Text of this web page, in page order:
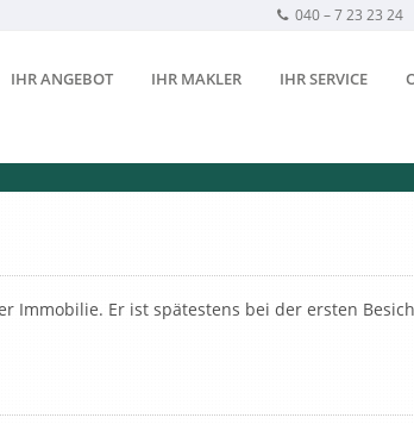
040 – 7 23 23 24
IHR ANGEBOT IHR MAKLER IHR SERVICE
Immobilie. Er ist spätestens bei der ersten